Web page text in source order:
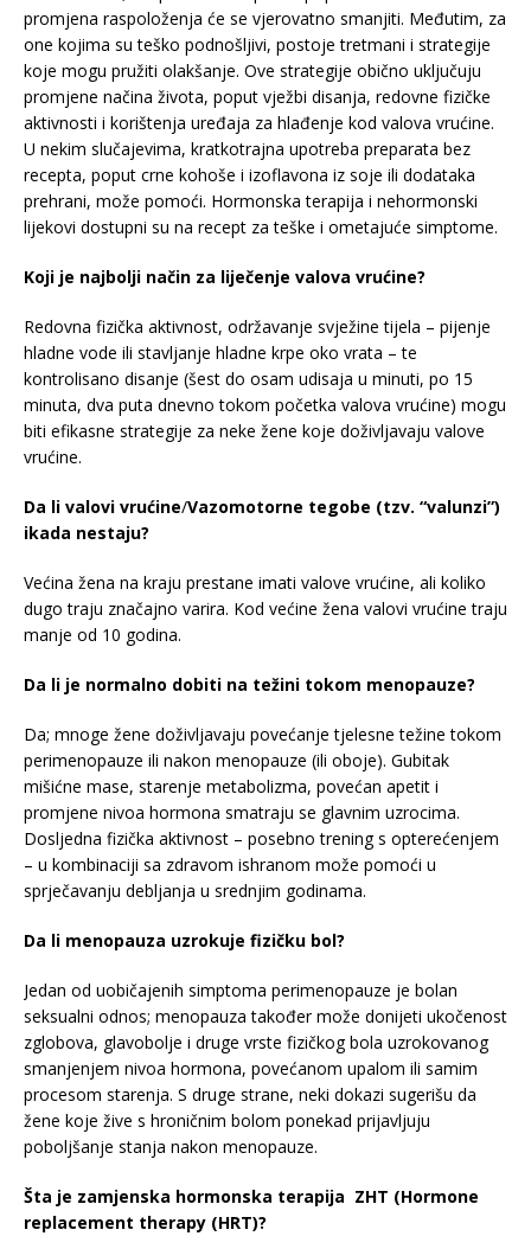
promjena raspoloženja će se vjerovatno smanjiti. Međutim, za
one kojima su teško podnošljivi, postoje tretmani i strategije
koje mogu pružiti olakšanje. Ove strategije obično uključuju
promjene načina života, poput vježbi disanja, redovne fizičke
aktivnosti i korištenja uređaja za hlađenje kod valova vrućine.
U nekim slučajevima, kratkotrajna upotreba preparata bez
recepta, poput crne kohoše i izoflavona iz soje ili dodataka
prehrani, može pomoći. Hormonska terapija i nehormonski
lijekovi dostupni su na recept za teške i ometajuće simptome.
Koji je najbolji način za liječenje valova vrućine?
Redovna fizička aktivnost, održavanje svježine tijela – pijenje
hladne vode ili stavljanje hladne krpe oko vrata – te
kontrolisano disanje (šest do osam udisaja u minuti, po 15
minuta, dva puta dnevno tokom početka valova vrućine) mogu
biti efikasne strategije za neke žene koje doživljavaju valove
vrućine.
Da li valovi vrućine/Vazomotorne tegobe (tzv. “valunzi”)
ikada nestaju?
Većina žena na kraju prestane imati valove vrućine, ali koliko
dugo traju značajno varira. Kod većine žena valovi vrućine traju
manje od 10 godina.
Da li je normalno dobiti na težini tokom menopauze?
Da; mnoge žene doživljavaju povećanje tjelesne težine tokom
perimenopauze ili nakon menopauze (ili oboje). Gubitak
mišićne mase, starenje metabolizma, povećan apetit i
promjene nivoa hormona smatraju se glavnim uzrocima.
Dosljedna fizička aktivnost – posebno trening s opterećenjem
– u kombinaciji sa zdravom ishranom može pomoći u
sprječavanju debljanja u srednjim godinama.
Da li menopauza uzrokuje fizičku bol?
Jedan od uobičajenih simptoma perimenopauze je bolan
seksualni odnos; menopauza također može donijeti ukočenost
zglobova, glavobolje i druge vrste fizičkog bola uzrokovanog
smanjenjem nivoa hormona, povećanom upalom ili samim
procesom starenja. S druge strane, neki dokazi sugerišu da
žene koje žive s hroničnim bolom ponekad prijavljuju
poboljšanje stanja nakon menopauze.
Šta je zamjenska hormonska terapija ZHT (Hormone
replacement therapy (HRT)?